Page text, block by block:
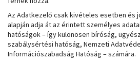
Az Adatkezelő csak kivételes esetben és
alapján adja át az érintett személyes
hatóságok – így különösen bíróság,
szabálysértési hatóság, Nemzeti
Információszabadság Hatóság – számára.